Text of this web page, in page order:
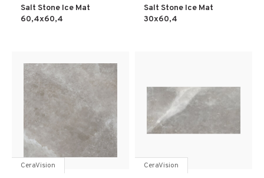
Salt Stone Ice Mat
60,4x60,4
Salt Stone Ice Mat
30x60,4
CeraVision CeraVision